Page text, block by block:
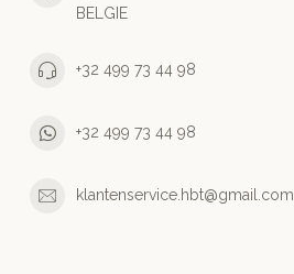
BELGIE
+32 499 73 44 98
+32 499 73 44 98
klantenservice.hbt@gmail.com